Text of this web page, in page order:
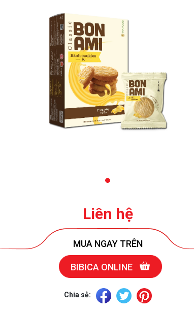
Liên hệ
MUA NGAY TRÊN
BIBICA ONLINE
Chia sẻ: